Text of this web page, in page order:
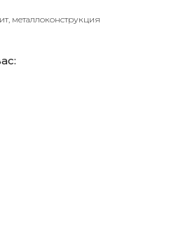
металлоконструкция